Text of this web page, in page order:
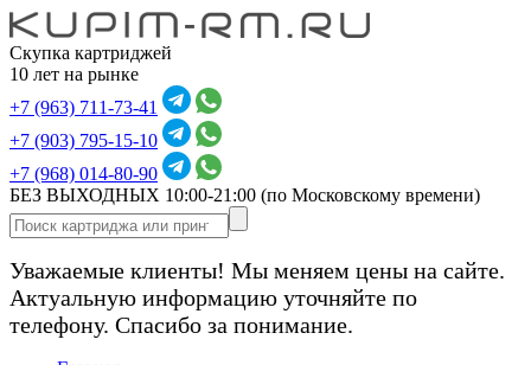
Скупка картриджей
10 лет на рынке
+7 (963) 711-73-41
+7 (903) 795-15-10
+7 (968) 014-80-90
БЕЗ ВЫХОДНЫХ 10:00-21:00 (по Московскому времени)
Уважаемые клиенты! Мы меняем цены на сайте.
Актуальную информацию уточняйте по
телефону. Спасибо за понимание.